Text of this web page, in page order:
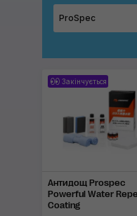
ProSpec
Закінчується
Антидощ Prospec
Powerful Water
Coating